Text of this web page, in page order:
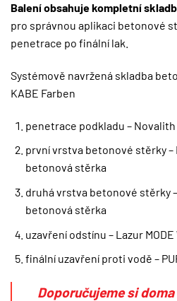
Balení obsahuje kompletní
pro správnou aplikaci betonové
penetrace po finální lak.
Systémově navržená skladba
KABE Farben
penetrace podkladu – Novalith
první vrstva betonové stěrky –
betonová stěrka
druhá vrstva betonové stěrky
betonová stěrka
uzavření odstínu – Lazur
finální uzavření proti vodě –
Doporučujeme si